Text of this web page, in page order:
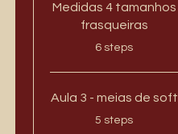
Medidas 4 tamanhos
frasqueiras
.
6 steps
Aula 3 - meias de soft
.
5 steps